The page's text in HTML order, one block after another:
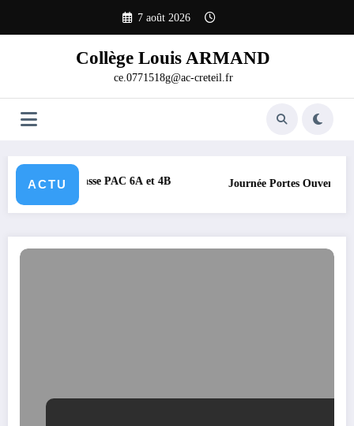
contenu
7 août 2026
Collège Louis ARMAND
ce.0771518g@ac-creteil.fr
ACTU
», Classe PAC 6A et 4B Journée Portes Ouvertes du